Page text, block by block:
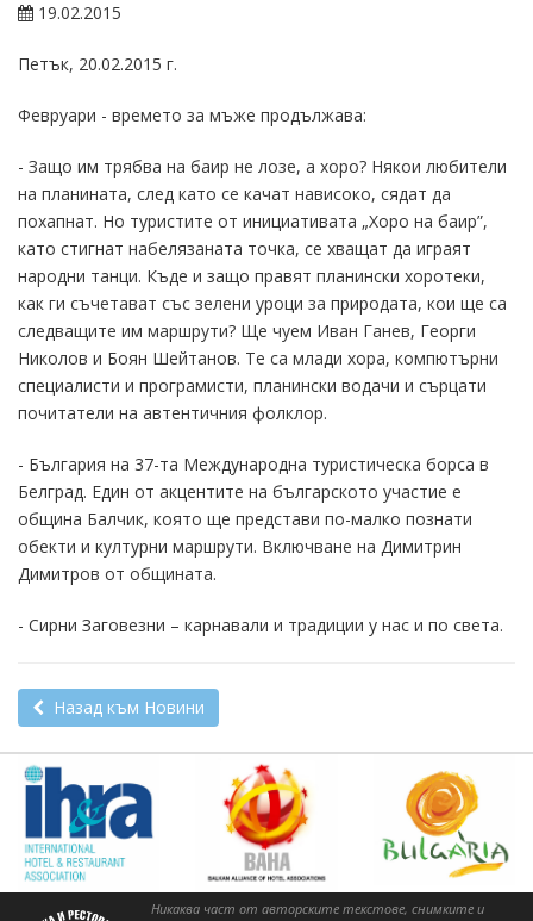
19.02.2015
Петък, 20.02.2015 г.
Февруари - времето за мъже продължава:
- Защо им трябва на баир не лозе, а хоро? Някои любители
на планината, след като се качат нависоко, сядат да
похапнат. Но туристите от инициативата „Хоро на баир”,
като стигнат набелязаната точка, се хващат да играят
народни танци. Къде и защо правят планински хоротеки,
как ги съчетават със зелени уроци за природата, кои ще са
следващите им маршрути? Ще чуем Иван Ганев, Георги
Николов и Боян Шейтанов. Те са млади хора, компютърни
специалисти и програмисти, планински водачи и сърцати
почитатели на автентичния фолклор.
- България на 37-та Международна туристическа борса в
Белград. Един от акцентите на българското участие е
община Балчик, която ще представи по-малко познати
обекти и културни маршрути. Включване на Димитрин
Димитров от общината.
- Сирни Заговезни – карнавали и традиции у нас и по света.
Назад към Новини
Никаква част от авторските текстове, снимките и